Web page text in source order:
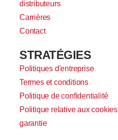
distributeurs
Carrières
Contact
STRATÉGIES
Politiques d'entreprise
Termes et conditions
Politique de confidentialité
Politique relative aux cookies
garantie